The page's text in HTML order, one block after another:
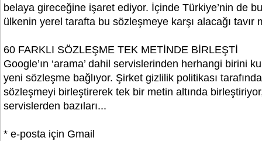
belaya gireceğine işaret ediyor. İçinde Türkiye’nin de
ülkenin yerel tarafta bu sözleşmeye karşı alacağı tavır
60 FARKLI SÖZLEŞME TEK METİNDE BİRLEŞTİ
Google’ın ‘arama’ dahil servislerinden herhangi birini
yeni sözleşme bağlıyor. Şirket gizlilik politikası tarafında
sözleşmeyi birleştirerek tek bir metin altında
servislerden bazıları...
* e-posta için Gmail